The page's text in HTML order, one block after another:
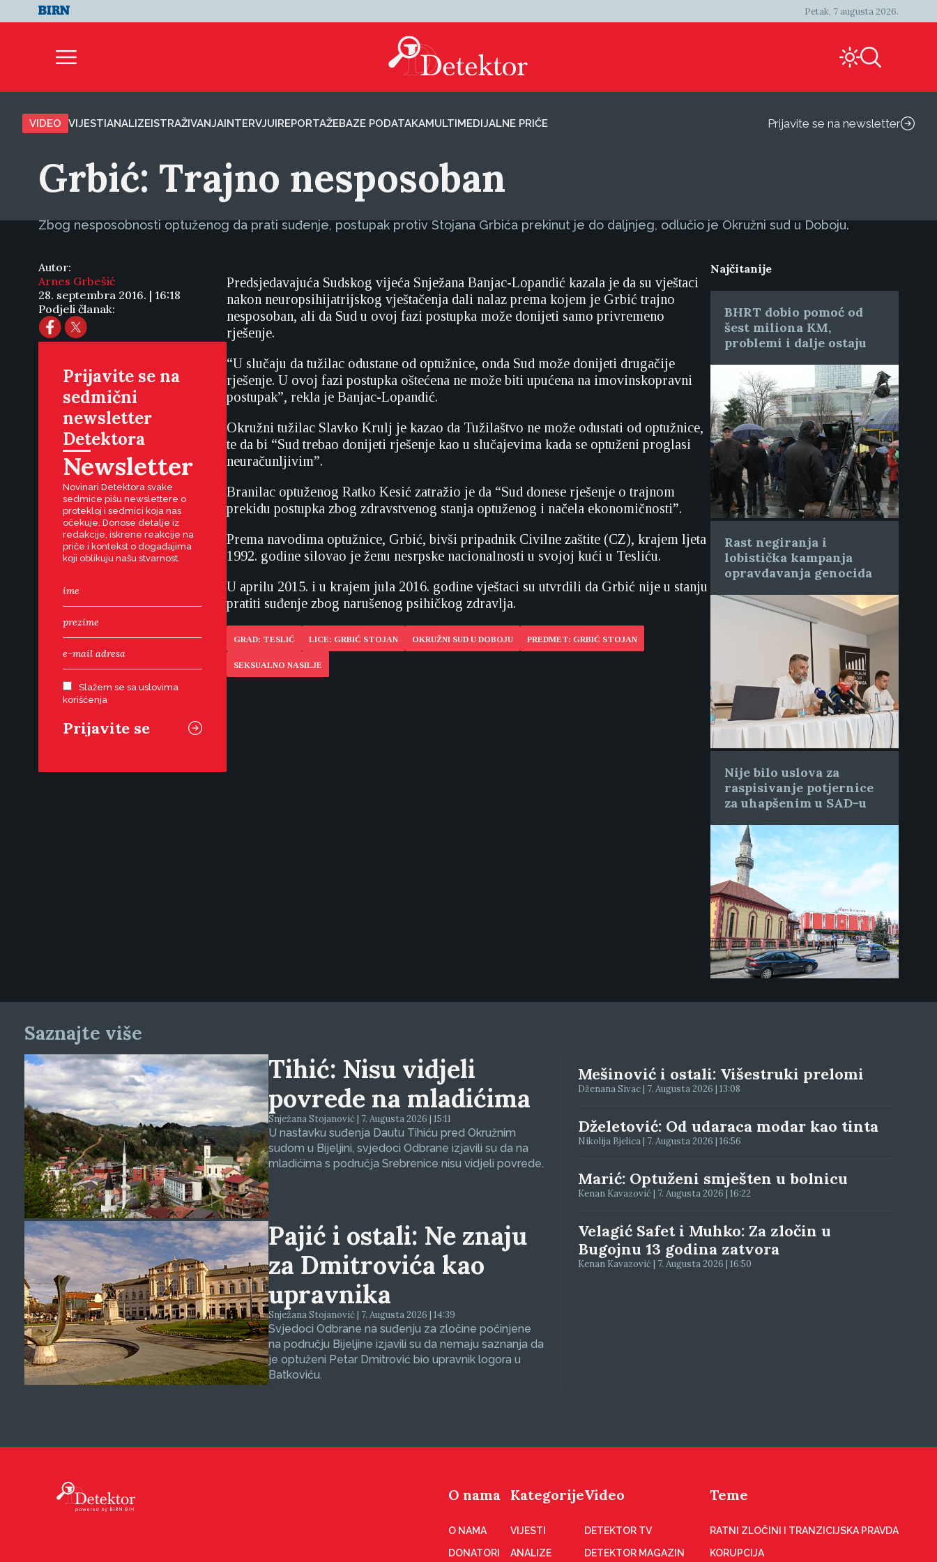
Petak, 7 augusta 2026.
VIDEO VIJESTIANALIZEISTRAŽIVANJAINTERVJUIREPORTAŽEBAZE PODATAKAMULTIMEDIJALNE PRIČE Prijavite se na newsletter
Grbić: Trajno nesposoban
Zbog nesposobnosti optuženog da prati suđenje, postupak protiv Stojana Grbića prekinut je do daljnjeg, odlučio je Okružni sud u Doboju.
Autor:
Arnes Grbešić
28. septembra 2016. | 16:18
Podjeli članak:
Prijavite se na
sedmični
newsletter
Detektora
Newsletter
Novinari Detektora svake
sedmice pišu newslettere o
protekloj i sedmici koja nas
očekuje. Donose detalje iz
redakcije, iskrene reakcije na
priče i kontekst o događajima
koji oblikuju našu stvarnost.
Slažem se sa uslovima
korišćenja
Predsjedavajuća Sudskog vijeća Snježana Banjac-Lopandić kazala je da su vještaci
nakon neuropsihijatrijskog vještačenja dali nalaz prema kojem je Grbić trajno
nesposoban, ali da Sud u ovoj fazi postupka može donijeti samo privremeno
rješenje.
“U slučaju da tužilac odustane od optužnice, onda Sud može donijeti drugačije
rješenje. U ovoj fazi postupka oštećena ne može biti upućena na imovinskopravni
postupak”, rekla je Banjac-Lopandić.
Okružni tužilac Slavko Krulj je kazao da Tužilaštvo ne može odustati od optužnice,
te da bi “Sud trebao donijeti rješenje kao u slučajevima kada se optuženi proglasi
neuračunljivim”.
Branilac optuženog Ratko Kesić zatražio je da “Sud donese rješenje o trajnom
prekidu postupka zbog zdravstvenog stanja optuženog i načela ekonomičnosti”.
Prema navodima optužnice, Grbić, bivši pripadnik Civilne zaštite (CZ), krajem ljeta
1992. godine silovao je ženu nesrpske nacionalnosti u svojoj kući u Tesliću.
U aprilu 2015. i u krajem jula 2016. godine vještaci su utvrdili da Grbić nije u stanju
pratiti suđenje zbog narušenog psihičkog zdravlja.
GRAD: TESLIĆ LICE: GRBIĆ STOJAN OKRUŽNI SUD U DOBOJU PREDMET: GRBIĆ STOJAN
SEKSUALNO NASILJE
Najčitanije
BHRT dobio pomoć od
šest miliona KM,
problemi i dalje ostaju
Rast negiranja i
lobistička kampanja
opravdavanja genocida
Nije bilo uslova za
raspisivanje potjernice
za uhapšenim u SAD-u
Saznajte više
Tihić: Nisu vidjeli
povrede na mladićima
Snježana Stojanović | 7. Augusta 2026 | 15:11
U nastavku suđenja Dautu Tihiću pred Okružnim
sudom u Bijeljini, svjedoci Odbrane izjavili su da na
mladićima s područja Srebrenice nisu vidjeli povrede.
Pajić i ostali: Ne znaju
za Dmitrovića kao
upravnika
Snježana Stojanović | 7. Augusta 2026 | 14:39
Svjedoci Odbrane na suđenju za zločine počinjene
na području Bijeljine izjavili su da nemaju saznanja da
je optuženi Petar Dmitrović bio upravnik logora u
Batkoviću.
Mešinović i ostali: Višestruki prelomi
Dženana Sivac | 7. Augusta 2026 | 13:08
Dželetović: Od udaraca modar kao tinta
Nikolija Bjelica | 7. Augusta 2026 | 16:56
Marić: Optuženi smješten u bolnicu
Kenan Kavazović | 7. Augusta 2026 | 16:22
Velagić Safet i Muhko: Za zločin u
Bugojnu 13 godina zatvora
Kenan Kavazović | 7. Augusta 2026 | 16:50
O nama
O NAMA
DONATORI
Kategorije
VIJESTI
ANALIZE
Video
DETEKTOR TV
DETEKTOR MAGAZIN
Teme
RATNI ZLOČINI I TRANZICIJSKA PRAVDA
KORUPCIJA